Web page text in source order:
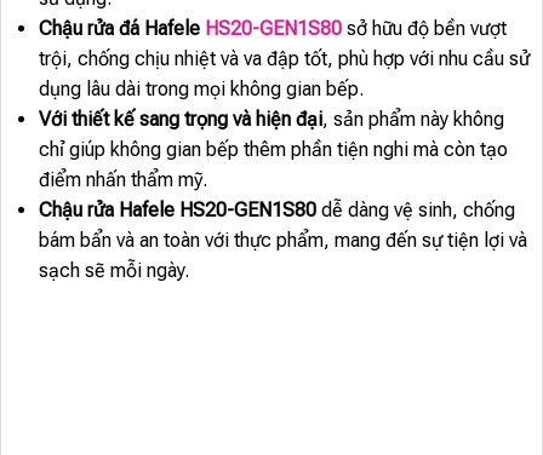
Chậu rửa đá Hafele HS20-GEN1S80sở hữu độ bền vượt
trội, chống chịu nhiệt và va đập tốt, phù hợp với nhu cầu sử
dụng lâu dài trong mọi không gian bếp.
Với thiết kế sang trọng và hiện đại, sản phẩm này không
chỉ giúp không gian bếp thêm phần tiện nghi mà còn tạo
điểm nhấn thẩm mỹ.
Chậu rửa Hafele HS20-GEN1S80dễ dàng vệ sinh, chống
bám bẩn và an toàn với thực phẩm, mang đến sự tiện lợi và
sạch sẽ mỗi ngày.